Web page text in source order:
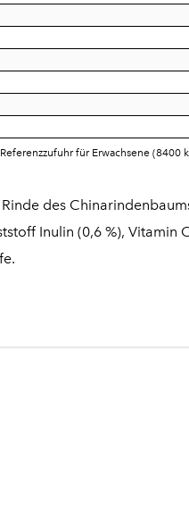
für Erwachsene (8400
des
Inulin (0,6 %),